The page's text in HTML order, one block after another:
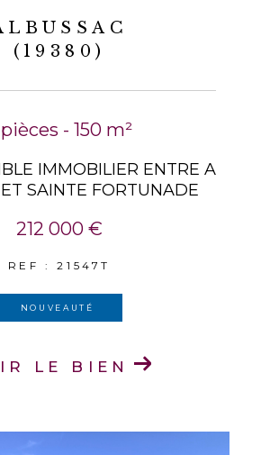
(19380)
- 150 m²
IMMOBILIER ENTRE A
SAINTE FORTUNADE
212 000 €
REF : 21547T
NOUVEAUTÉ
LE BIEN